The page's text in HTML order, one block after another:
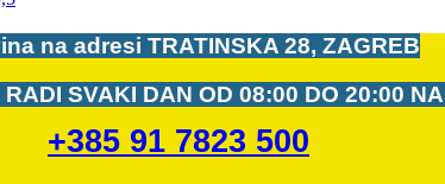
na adresi TRATINSKA 28, ZAGREB
SVAKI DAN OD 08:00 DO 20:00
+385 91 7823 500